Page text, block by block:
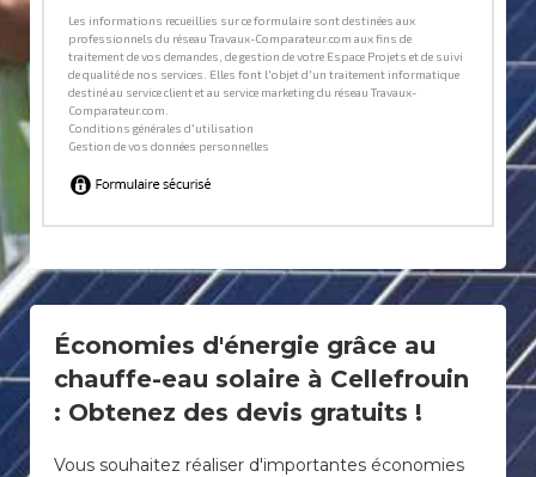
Économies d'énergie grâce au
chauffe-eau solaire à Cellefrouin
: Obtenez des devis gratuits !
Vous souhaitez réaliser d'importantes économies